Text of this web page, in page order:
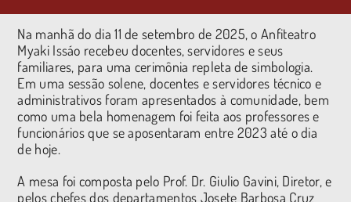
Na manhã do dia 11 de setembro de 2025, o Anfiteatro
Myaki Issáo recebeu docentes, servidores e seus
familiares, para uma cerimônia repleta de simbologia.
Em uma sessão solene, docentes e servidores técnico e
administrativos foram apresentados à comunidade, bem
como uma bela homenagem foi feita aos professores e
funcionários que se aposentaram entre 2023 até o dia
de hoje.
A mesa foi composta pelo Prof. Dr. Giulio Gavini, Diretor, e
pelos chefes dos departamentos Josete Barbosa Cruz